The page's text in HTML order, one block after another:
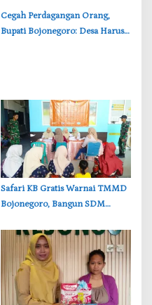
‎Cegah Perdagangan Orang,
Bupati Bojonegoro: Desa Harus
‎Safari KB Gratis Warnai TMMD
Bojonegoro, Bangun SDM